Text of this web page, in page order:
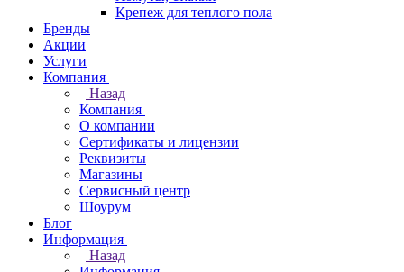
Крепеж для теплого пола
Бренды
Акции
Услуги
Компания
Назад
Компания
О компании
Сертификаты и лицензии
Реквизиты
Магазины
Сервисный центр
Шоурум
Блог
Информация
Назад